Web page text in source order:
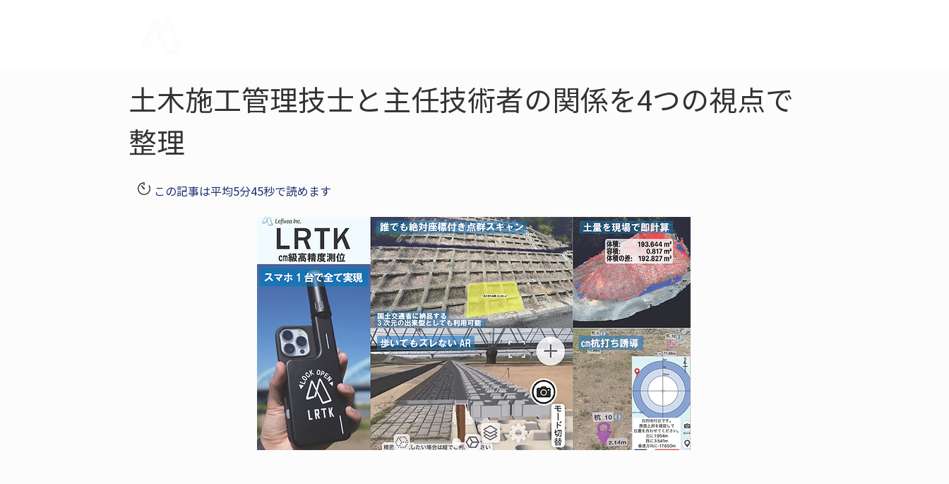
土木施工管理技士と主任技術者の関係を4つの視点で
整理
この記事は平均5分45秒で読めます